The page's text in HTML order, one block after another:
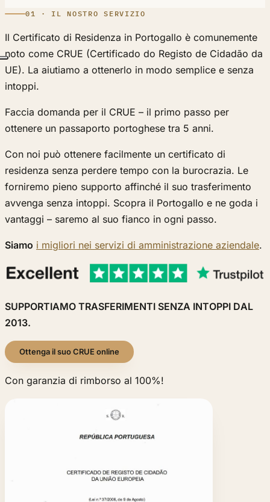
01 · IL NOSTRO SERVIZIO
Il Certificato di Residenza in Portogallo è comunemente
noto come CRUE (Certificado do Registo de Cidadão da
UE). La aiutiamo a ottenerlo in modo semplice e senza
intoppi.
Faccia domanda per il CRUE – il primo passo per
ottenere un passaporto portoghese tra 5 anni.
Con noi può ottenere facilmente un certificato di
residenza senza perdere tempo con la burocrazia. Le
forniremo pieno supporto affinché il suo trasferimento
avvenga senza intoppi. Scopra il Portogallo e ne goda i
vantaggi – saremo al suo fianco in ogni passo.
Siamo i migliori nei servizi di amministrazione aziendale.
SUPPORTIAMO TRASFERIMENTI SENZA INTOPPI DAL
2013.
Ottenga il suo CRUE online
Con garanzia di rimborso al 100%!